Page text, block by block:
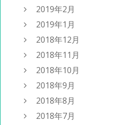
2019年2月
2019年1月
2018年12月
2018年11月
2018年10月
2018年9月
2018年8月
2018年7月